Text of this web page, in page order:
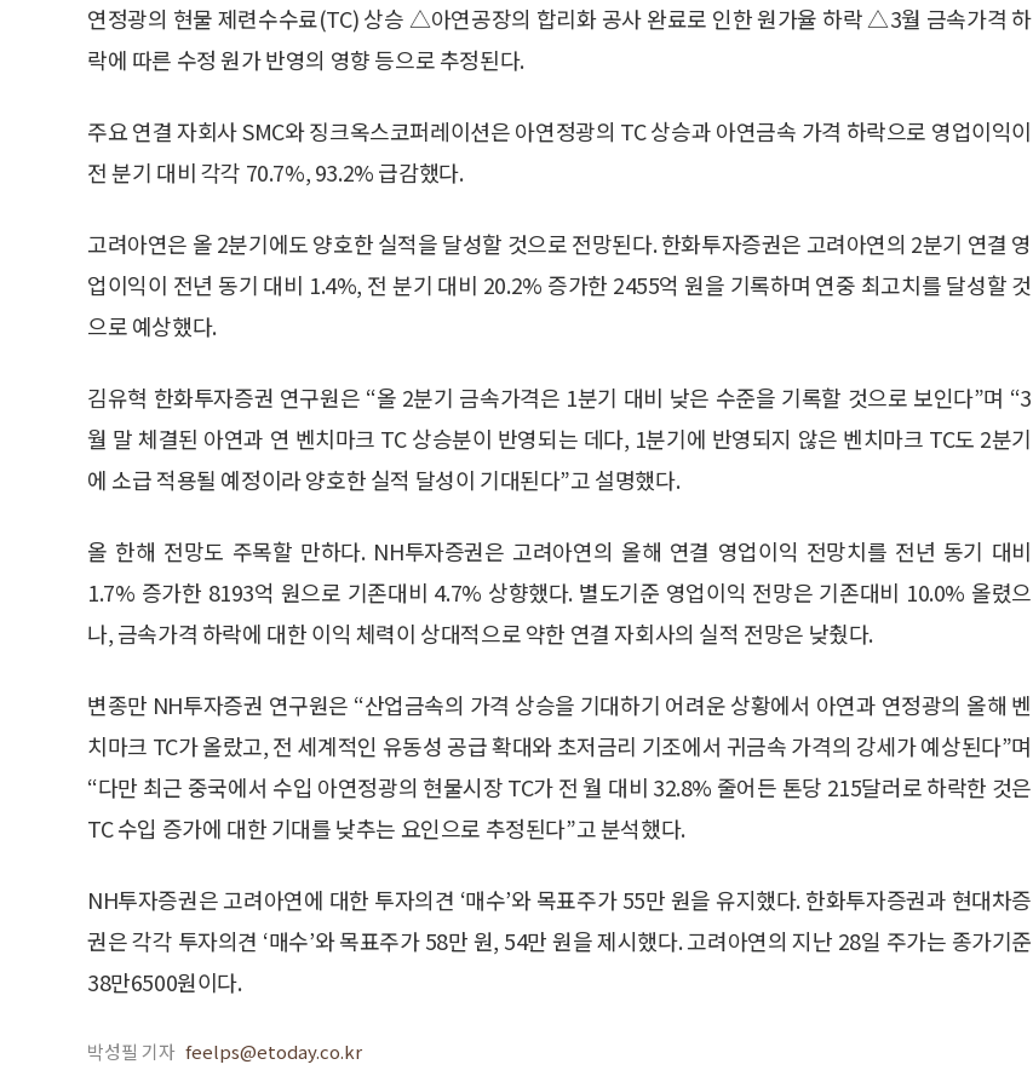
연정광의 현물 제련수수료(TC) 상승 △아연공장의 합리화 공사 완료로 인한 원가율 하락 △3월 금속가격 하
락에 따른 수정 원가 반영의 영향 등으로 추정된다.
주요 연결 자회사 SMC와 징크옥스코퍼레이션은 아연정광의 TC 상승과 아연금속 가격 하락으로 영업이익이
전 분기 대비 각각 70.7%, 93.2% 급감했다.
고려아연은 올 2분기에도 양호한 실적을 달성할 것으로 전망된다. 한화투자증권은 고려아연의 2분기 연결 영
업이익이 전년 동기 대비 1.4%, 전 분기 대비 20.2% 증가한 2455억 원을 기록하며 연중 최고치를 달성할 것
으로 예상했다.
김유혁 한화투자증권 연구원은 “올 2분기 금속가격은 1분기 대비 낮은 수준을 기록할 것으로 보인다”며 “3
월 말 체결된 아연과 연 벤치마크 TC 상승분이 반영되는 데다, 1분기에 반영되지 않은 벤치마크 TC도 2분기
에 소급 적용될 예정이라 양호한 실적 달성이 기대된다”고 설명했다.
올 한해 전망도 주목할 만하다. NH투자증권은 고려아연의 올해 연결 영업이익 전망치를 전년 동기 대비
1.7% 증가한 8193억 원으로 기존대비 4.7% 상향했다. 별도기준 영업이익 전망은 기존대비 10.0% 올렸으
나, 금속가격 하락에 대한 이익 체력이 상대적으로 약한 연결 자회사의 실적 전망은 낮췄다.
변종만 NH투자증권 연구원은 “산업금속의 가격 상승을 기대하기 어려운 상황에서 아연과 연정광의 올해 벤
치마크 TC가 올랐고, 전 세계적인 유동성 공급 확대와 초저금리 기조에서 귀금속 가격의 강세가 예상된다”며
“다만 최근 중국에서 수입 아연정광의 현물시장 TC가 전 월 대비 32.8% 줄어든 톤당 215달러로 하락한 것은
TC 수입 증가에 대한 기대를 낮추는 요인으로 추정된다”고 분석했다.
NH투자증권은 고려아연에 대한 투자의견 ‘매수’와 목표주가 55만 원을 유지했다. 한화투자증권과 현대차증
권은 각각 투자의견 ‘매수’와 목표주가 58만 원, 54만 원을 제시했다. 고려아연의 지난 28일 주가는 종가기준
38만6500원이다.
박성필 기자 feelps@etoday.co.kr